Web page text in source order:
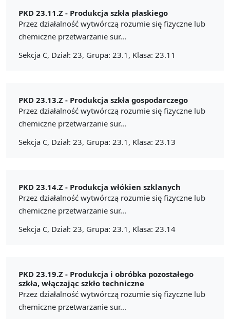
PKD 23.11.Z - Produkcja szkła płaskiego
Przez działalność wytwórczą rozumie się fizyczne lub
chemiczne przetwarzanie sur...
Sekcja C, Dział: 23, Grupa: 23.1, Klasa: 23.11
PKD 23.13.Z - Produkcja szkła gospodarczego
Przez działalność wytwórczą rozumie się fizyczne lub
chemiczne przetwarzanie sur...
Sekcja C, Dział: 23, Grupa: 23.1, Klasa: 23.13
PKD 23.14.Z - Produkcja włókien szklanych
Przez działalność wytwórczą rozumie się fizyczne lub
chemiczne przetwarzanie sur...
Sekcja C, Dział: 23, Grupa: 23.1, Klasa: 23.14
PKD 23.19.Z - Produkcja i obróbka pozostałego
szkła, włączając szkło techniczne
Przez działalność wytwórczą rozumie się fizyczne lub
chemiczne przetwarzanie sur...